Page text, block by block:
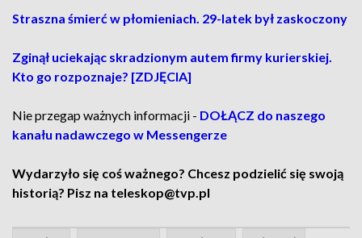
Straszna śmierć w płomieniach. 29-latek był zaskoczony
Zginął uciekając skradzionym autem firmy kurierskiej.
Kto go rozpoznaje? [ZDJĘCIA]
Nie przegap ważnych informacji - DOŁĄCZ do naszego
kanału nadawczego w Messengerze
Wydarzyło się coś ważnego? Chcesz podzielić się swoją
historią? Pisz na teleskop@tvp.pl